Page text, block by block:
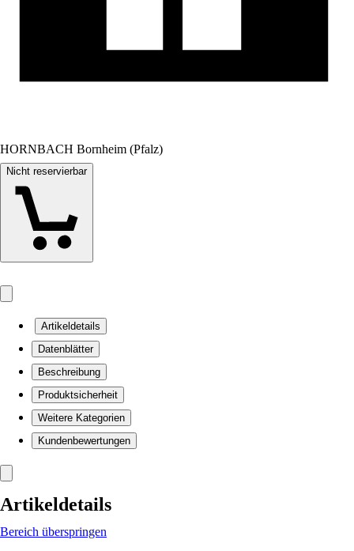
HORNBACH Bornheim (Pfalz)
Nicht reservierbar
Artikeldetails
Datenblätter
Beschreibung
Produktsicherheit
Weitere Kategorien
Kundenbewertungen
Artikeldetails
Bereich überspringen